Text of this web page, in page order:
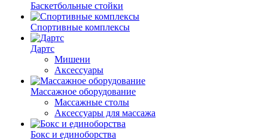
Баскетбольные стойки
Спортивные комплексы
Дартс
Мишени
Аксессуары
Массажное оборудование
Массажные столы
Аксессуары для массажа
Бокс и единоборства